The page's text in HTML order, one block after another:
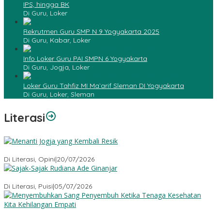
IPS, hingga BK
Di Guru, Loker
Rekrutmen Guru SMP N 9 Yogyakarta 2025
Di Guru, Kabar, Loker
Info Loker Guru PAI SMPN 6 Yogyakarta
Di Guru, Jogja, Loker
Loker Guru Tahfiz MI Ma`arif Sleman DI Yogyakarta
Di Guru, Loker, Sleman
Literasi
Di Literasi, Opini|20/07/2026
Di Literasi, Puisi|05/07/2026